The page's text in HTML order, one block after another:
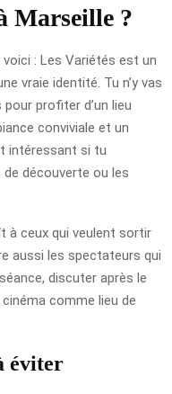
Marseille ?
: Les Variétés est un
vraie identité. Tu n’y vas
profiter d’un lieu
conviviale et un
intéressant si tu
découverte ou les
à ceux qui veulent sortir
aussi les spectateurs qui
discuter après le
comme lieu de
éviter